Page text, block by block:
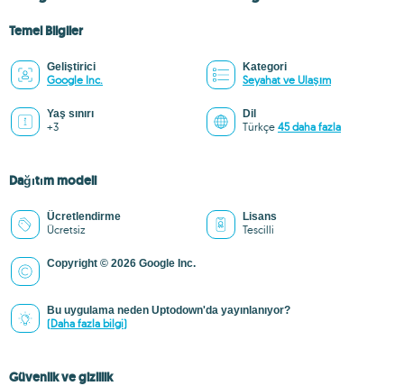
Temel Bilgiler
Geliştirici
Google Inc.
Kategori
Seyahat ve Ulaşım
Yaş sınırı
+3
Dil
Türkçe 45 daha fazla
Dağıtım modeli
Ücretlendirme
Ücretsiz
Lisans
Tescilli
Copyright © 2026 Google Inc.
Bu uygulama neden Uptodown'da yayınlanıyor?
(Daha fazla bilgi)
Güvenlik ve gizlilik